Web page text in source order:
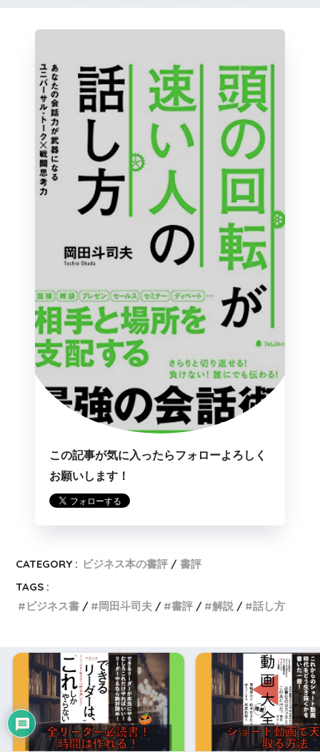
この記事が気に入ったらフォローよろしく
お願いします！
CATEGORY : ビジネス本の書評
書評
TAGS :
ビジネス書
岡田斗司夫 書評 解説 話し方